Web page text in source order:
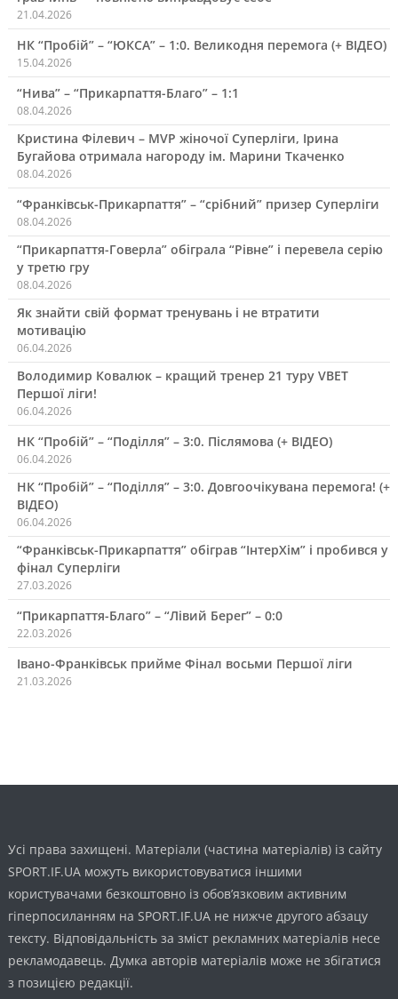
21.04.2026
НК “Пробій” – “ЮКСА” – 1:0. Великодня перемога (+ ВІДЕО)
15.04.2026
“Нива” – “Прикарпаття-Благо” – 1:1
08.04.2026
Кристина Філевич – MVP жіночої Суперліги, Ірина
Бугайова отримала нагороду ім. Марини Ткаченко
08.04.2026
“Франківськ-Прикарпаття” – “срібний” призер Суперліги
08.04.2026
“Прикарпаття-Говерла” обіграла “Рівне” і перевела серію
у третю гру
08.04.2026
Як знайти свій формат тренувань і не втратити
мотивацію
06.04.2026
Володимир Ковалюк – кращий тренер 21 туру VBET
Першої ліги!
06.04.2026
НК “Пробій” – “Поділля” – 3:0. Післямова (+ ВІДЕО)
06.04.2026
НК “Пробій” – “Поділля” – 3:0. Довгоочікувана перемога! (+
ВІДЕО)
06.04.2026
“Франківськ-Прикарпаття” обіграв “ІнтерХім” і пробився у
фінал Суперліги
27.03.2026
“Прикарпаття-Благо” – “Лівий Берег” – 0:0
22.03.2026
Івано-Франківськ прийме Фінал восьми Першої ліги
21.03.2026
Усі права захищені. Матеріали (частина матеріалів) із сайту
SPORT.IF.UA можуть використовуватися іншими
користувачами безкоштовно із обов’язковим активним
гіперпосиланням на SPORT.IF.UA не нижче другого абзацу
тексту. Відповідальність за зміст рекламних матеріалів несе
рекламодавець. Думка авторів матеріалів може не збігатися
з позицією редакції.